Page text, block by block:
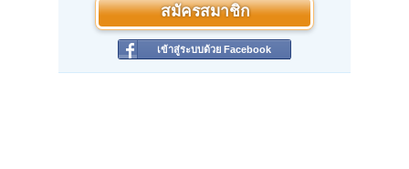
สมัครสมาชิก
เข้าสู่ระบบด้วย Facebook